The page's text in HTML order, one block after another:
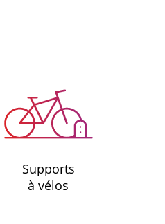
Supports
à vélos